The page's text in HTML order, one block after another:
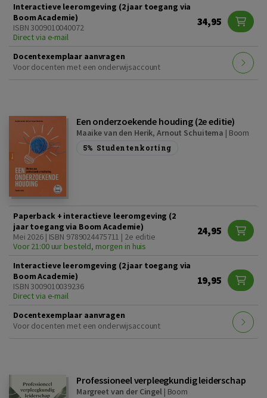
Interactieve leeromgeving (2 jaar toegang via
Boom Academie)
ISBN 3009010040072
Direct via e-mail
34,95
Docentexemplaar aanvragen
Voor docenten met een onderwijsaccount
Een onderzoekende houding (2e editie)
Maaike van den Herik,Arnout Schuitema | Boom
5% Studentenkorting
Paperback + interactieve leeromgeving (2
jaar toegang via Boom Academie)
Mei 2026 | ISBN 9789024475711 | 2e editie
Voor 21:00 uur besteld, morgen in huis
24,95
Interactieve leeromgeving (2 jaar toegang via
Boom Academie)
ISBN 3009010039236
Direct via e-mail
19,95
Docentexemplaar aanvragen
Voor docenten met een onderwijsaccount
Professioneel verpleegkundig leiderschap
Margreet van der Cingel| Boom